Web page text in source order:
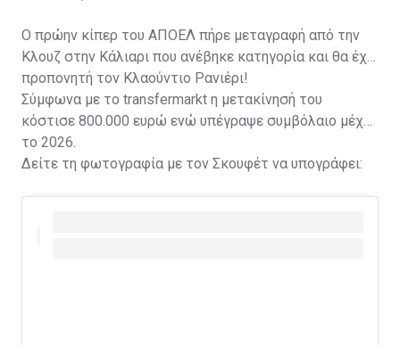
Ο πρώην κίπερ του ΑΠΟΕΛ πήρε μεταγραφή από την
Κλουζ στην Κάλιαρι που ανέβηκε κατηγορία και θα έχει
προπονητή τον Κλαούντιο Ρανιέρι!
Σύμφωνα με το transfermarkt η μετακίνησή του
κόστισε 800.000 ευρώ ενώ υπέγραψε συμβόλαιο μέχρι
το 2026.
Δείτε τη φωτογραφία με τον Σκουφέτ να υπογράφει: